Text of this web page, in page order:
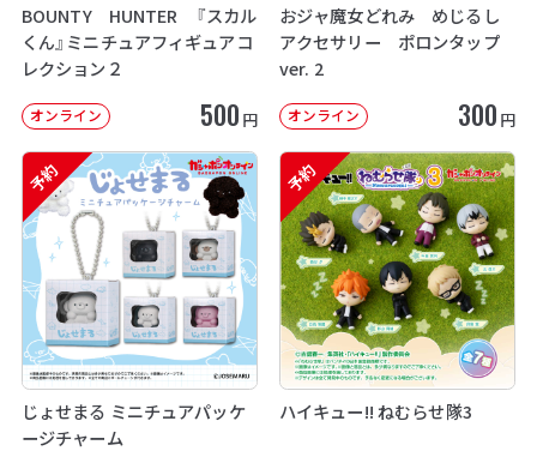
BOUNTY HUNTER 『スカル
くん』ミニチュアフィギュアコ
レクション２
オンライン 500 円
おジャ魔女どれみ めじるし
アクセサリー ポロンタップ
ver. 2
オンライン 300 円
予約
じょせまる ミニチュアパッケ
ージチャーム
予約
ハイキュー!! ねむらせ隊3